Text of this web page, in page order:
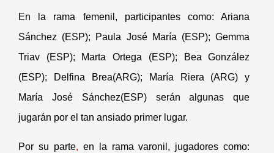
En la rama femenil, participantes como: Ariana
Sánchez (ESP); Paula José María (ESP); Gemma
Triav (ESP); Marta Ortega (ESP); Bea Gonzá lez
(ESP); Delfina Brea(ARG); María Riera (ARG) y
María José Sánchez(ESP) serán algunas que
jugarán por el tan ansiado primer lugar.
Por su parte, en la rama varonil, jugadores como: